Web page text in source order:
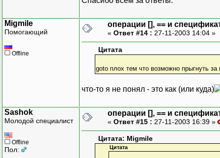
Migmile
Помогающий
Offline
операции [], == и
« Ответ #14 : 27-11-2003 14:04 »
Цитата
goto плох тем что возможно прыгнуть
что-то я не понял - это как (или куда)
Sashok
Молодой специалист
Offline
Пол:
операции [], == и
« Ответ #15 : 27-11-2003 16:39 »
Цитата: Migmile
Цитата